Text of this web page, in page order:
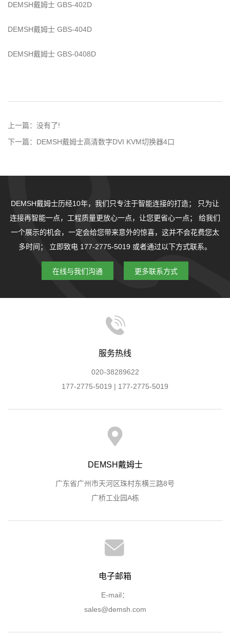
DEMSH戴姆士 GBS-402D
DEMSH戴姆士 GBS-404D
DEMSH戴姆士 GBS-0408D
上一篇： 没有了!
下一篇： DEMSH戴姆士高清数字DVI KVM切换器4口
DEMSH戴姆士历经10年，我们只专注于智能连接的打造；
只为让
连接再智能一点，工程质量更放心一点，让您更省心一点；
给我们
一个展示的机会，一定会给您带来意外的惊喜，这并不会花费您太
多时间；
立即致电 177-2775-5019 或者通过以下方式联系。
在线与我们沟通 更多联系方式
服务热线
020-38289622
177-2775-5019 | 177-2775-5019
DEMSH戴姆士
广东省广州市天河区珠村东横三路8号
广桥工业园A栋
电子邮箱
E-mail：
sales@demsh.com